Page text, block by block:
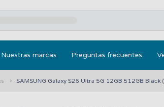
Nuestras marcas Preguntas frecuentes
SAMSUNG Galaxy S26 Ultra 5G 12GB 512GB Black